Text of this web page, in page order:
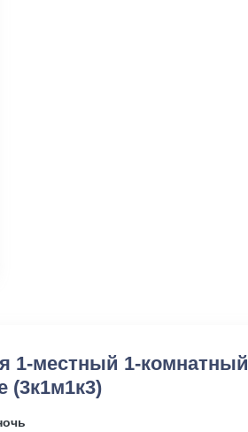
1-местный 1-комнатный
(3к1м1к3)